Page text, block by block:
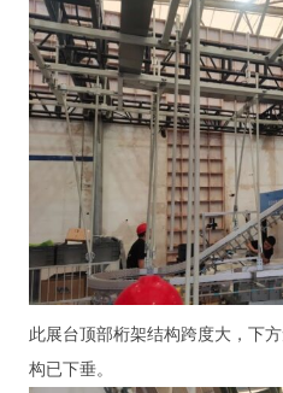
此展台顶部桁架结构跨度大，下
构已下垂。